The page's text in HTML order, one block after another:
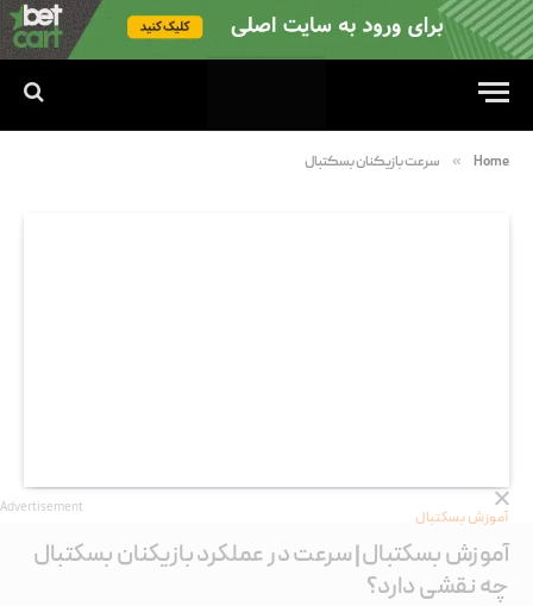
Home
» سرعت بازیکنان بسکتبال
آموزش بسکتبال
آموزش بسکتبال| سرعت در عملکرد بازیکنان بسکتبال
چه نقشی دارد؟
Advertisement